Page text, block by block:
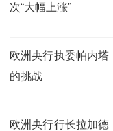
次“大幅上涨”
欧洲央行执委帕内
的挑战
欧洲央行行长拉加